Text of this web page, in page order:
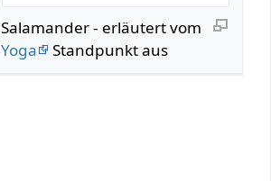
Salamander - erläutert vom
Yoga
Standpunkt aus